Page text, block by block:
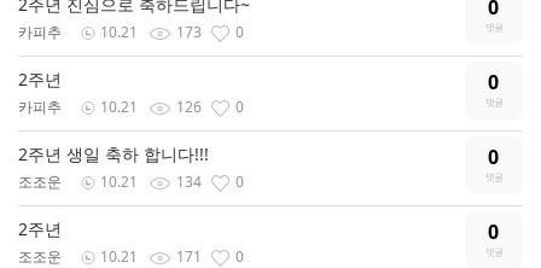
0
카피추 10.21 173 0
2주년 0
카피추 10.21 126 0
2주년 생일 축하 합니다!!! 0
조조운 10.21 134 0
2주년 0
조조운 10.21 171 0